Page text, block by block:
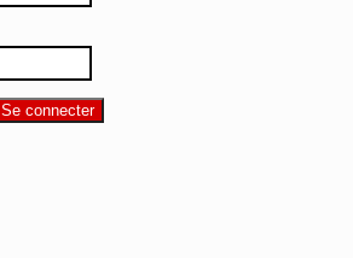
Se connecter